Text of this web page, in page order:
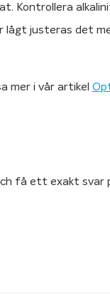
Kontrollera
lågt justeras det
mer i vår artikel
få ett exakt svar